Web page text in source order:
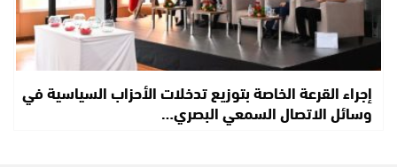
إجراء القرعة الخاصة بتوزيع تدخلات الأحزاب السياسية في
وسائل الاتصال السمعي البصري…